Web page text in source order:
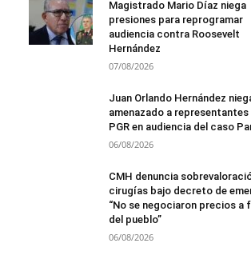
Magistrado Mario Díaz niega
presiones para reprogramar
audiencia contra Roosevelt
Hernández
07/08/2026
Juan Orlando Hernández
amenazado a representantes
PGR en audiencia del caso
06/08/2026
CMH denuncia
cirugías bajo decreto de
“No se negociaron precios a
del pueblo”
06/08/2026